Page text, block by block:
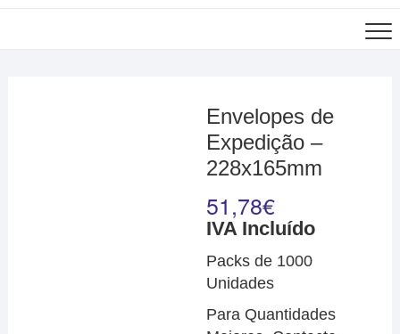
Envelopes de
Expedição –
228x165mm
51,78€
IVA Incluído
Packs de 1000
Unidades
Para Quantidades